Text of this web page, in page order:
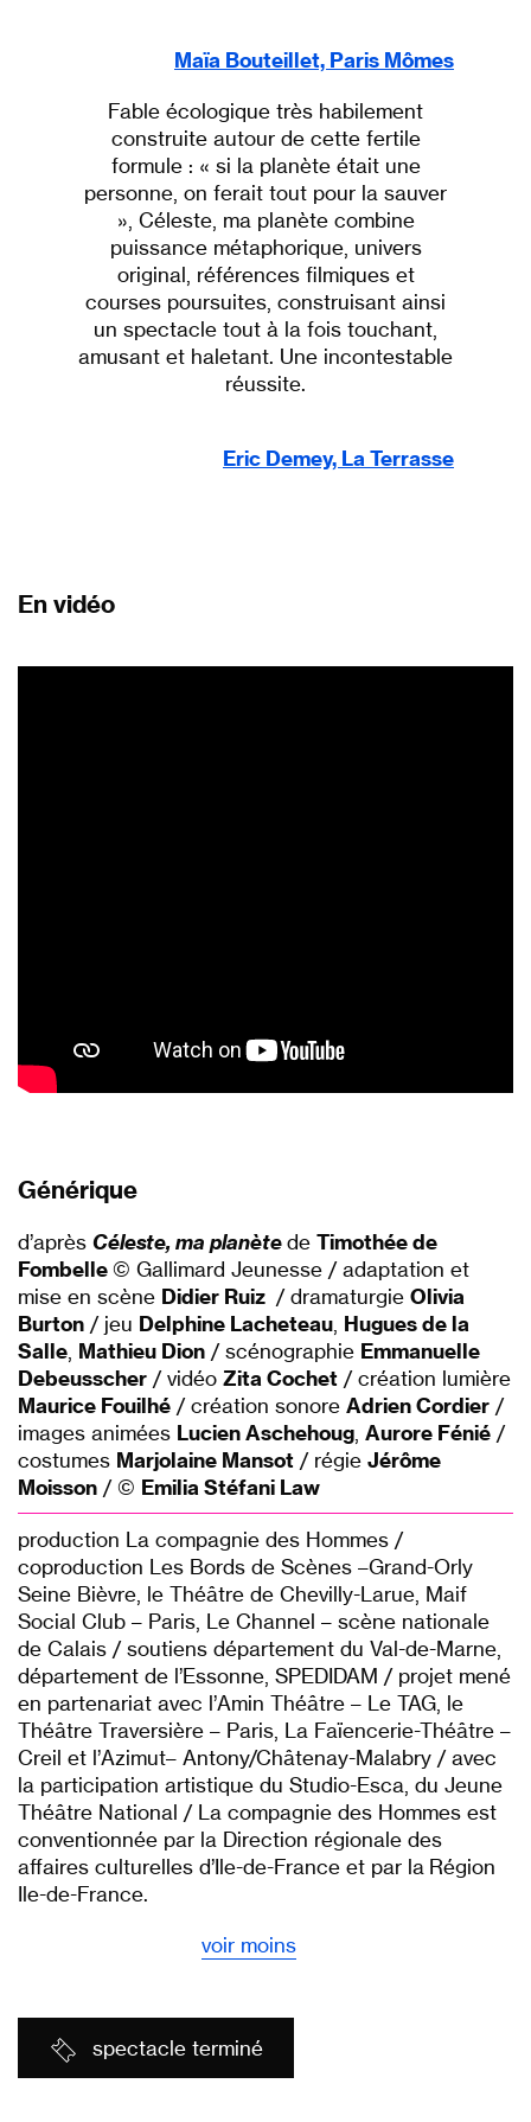
Maïa Bouteillet, Paris Mômes
Fable écologique très habilement
construite autour de cette fertile
formule : « si la planète était une
personne, on ferait tout pour la sauver
», Céleste, ma planète combine
puissance métaphorique, univers
original, références filmiques et
courses poursuites, construisant ainsi
un spectacle tout à la fois touchant,
amusant et haletant. Une incontestable
réussite.
Eric Demey, La Terrasse
En vidéo
Générique
d’après Céleste, ma planètede Timothée de
Fombelle© Gallimard Jeunesse / adaptation et
mise en scène Didier Ruiz / dramaturgie Olivia
Burton / jeu Delphine Lacheteau, Hugues de la
Salle, Mathieu Dion / scénographie Emmanuelle
Debeusscher / vidéo Zita Cochet / création lumière
Maurice Fouilhé / création sonore Adrien Cordier /
images animées Lucien Aschehoug, Aurore Fénié /
costumes Marjolaine Mansot / régie Jérôme
Moisson /© Emilia Stéfani Law
production La compagnie des Hommes /
coproduction Les Bords de Scènes –Grand-Orly
Seine Bièvre, le Théâtre de Chevilly-Larue, Maif
Social Club – Paris, Le Channel – scène nationale
de Calais / soutiens département du Val-de-Marne,
département de l’Essonne, SPEDIDAM / projet mené
en partenariat avec l’Amin Théâtre – Le TAG, le
Théâtre Traversière – Paris, La Faïencerie-Théâtre –
Creil et l’Azimut– Antony/Châtenay-Malabry / avec
la participation artistique du Studio-Esca, du Jeune
Théâtre National / La compagnie des Hommes est
conventionnée par la Direction régionale des
affaires culturelles d’Ile-de-France et par la Région
Ile-de-France.
voir moins
spectacle terminé